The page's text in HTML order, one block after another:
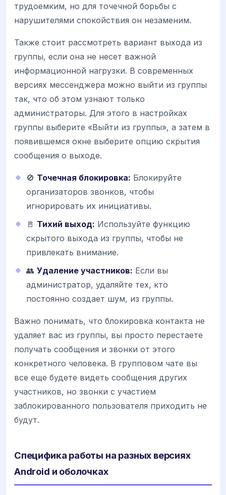
трудоемким, но для точечной борьбы с
нарушителями спокойствия он незаменим.
Также стоит рассмотреть вариант выхода из
группы, если она не несет важной
информационной нагрузки. В современных
версиях мессенджера можно выйти из группы
так, что об этом узнают только
администраторы. Для этого в настройках
группы выберите «Выйти из группы», а затем в
появившемся окне выберите опцию скрытия
сообщения о выходе.
🚫 Точечная блокировка: Блокируйте
организаторов звонков, чтобы
игнорировать их инициативы.
🚪 Тихий выход: Используйте функцию
скрытого выхода из группы, чтобы не
привлекать внимание.
👥 Удаление участников: Если вы
администратор, удаляйте тех, кто
постоянно создает шум, из группы.
Важно понимать, что блокировка контакта не
удаляет вас из группы, вы просто перестаете
получать сообщения и звонки от этого
конкретного человека. В групповом чате вы
все еще будете видеть сообщения других
участников, но звонки с участием
заблокированного пользователя приходить не
будут.
Специфика работы на разных версиях
Android и оболочках